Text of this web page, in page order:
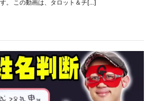
。 この動画は、タロット＆チ[…]